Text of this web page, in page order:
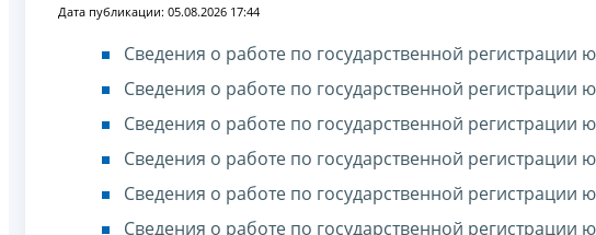
Дата публикации: 05.08.2026 17:44
Сведения о работе по государственной регистрации
Сведения о работе по государственной регистрации
Сведения о работе по государственной регистрации
Сведения о работе по государственной регистрации
Сведения о работе по государственной регистрации
Сведения о работе по государственной регистрации